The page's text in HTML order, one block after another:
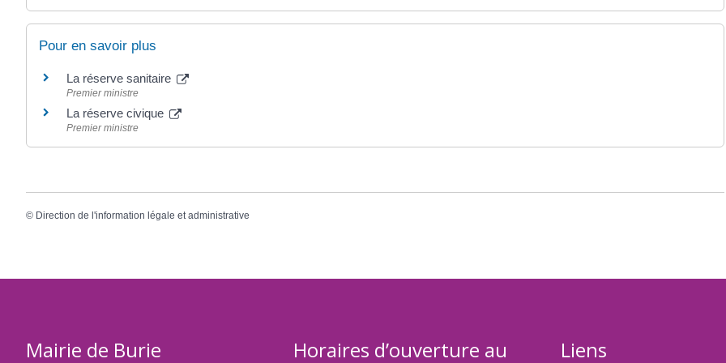
Pour en savoir plus
La réserve sanitaire
Premier ministre
La réserve civique
Premier ministre
© Direction de l'information légale et administrative
Mairie de Burie Horaires d’ouverture au Liens